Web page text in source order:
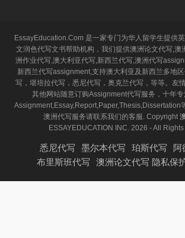
EssayEducation.Com 是一家专门为华人留学生提供
文润色代写文书帮助机构，我们提供澳洲论文代写,澳
洲作业代写,澳大利亚代写,新西兰代写,澳洲代写
新西兰代写assignment,支持澳大利亚及新西兰多地
写，堪培拉代写，悉尼代写，奥克兰代写，等等。友
其他网站随意订购Assignment代写服务，十年
Assignment,Essay,Report,Paper,Thesis,Dissertation
澳洲代写服务请联系我们的客服. Copyright
ESSAYEDUCATION INC. 2026 - All
悉尼代写 墨尔本代写 珀斯代写
阿
布里斯班代写
澳洲论文代写 隐私保